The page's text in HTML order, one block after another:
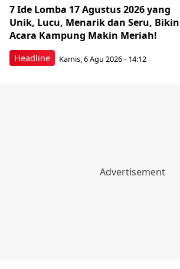
Headline
7 Ide Lomba 17 Agustus 2026 yang
Unik, Lucu, Menarik dan Seru, Bikin
Acara Kampung Makin Meriah!
Kamis, 6 Agu 2026 - 14:12